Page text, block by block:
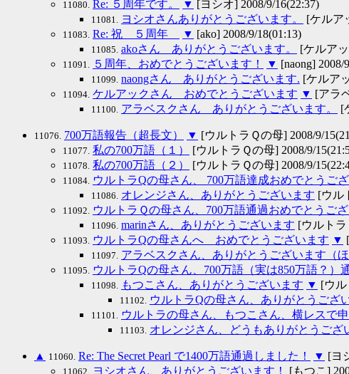
11080. Re: ５周年です。 ▼ [ヨシオ] 2008/9/16(22:37)
11081. ヨシオさんありがとうございます。 [ケルア
11083. Re: 祝 ５周年 ▼ [ako] 2008/9/18(01:13)
11085. akoさん ありがとうございます。 [ケルア
11091. ５周年、おめでとうございます！ ▼ [naong] 2008/
11099. naongさん ありがとうございます. [ケルア
11094. ケルアックさん おめでとうございます ▼ [アラ
11100. アラベスクさん ありがとうございます。 [
11076. 700万語報告（超長文） ▼ [ウルトラＱの母] 2008/9/
11077. 私の700万語（１） [ウルトラＱの母] 2008/9/
11078. 私の700万語（２） [ウルトラＱの母] 2008/9/
11084. ウルトラQの母さん、 700万語達成おめでとうござ
11086. オレンジさん、ありがとうございます [ウル
11092. ウルトラＱの母さん、700万語通過おめでとうご
11096. marinさん、ありがとうございます [ウルトラ
11093. ウルトラQの母さんへ おめでとうございます ▼
11097. アラベスクさん、ありがとうございます（ほ
11095. ウルトラQの母さん、700万語（実は850万語？）
11098. もつこさん、ありがとうございます ▼ [ウル
11102. ウルトラQの母さん、ありがとうござ
11101. ウルトラの母さん、もつこさん、横レスで申
11103. オレンジさん、どうもありがとうござ
▲ 11060. Re: The Secret Pearl で1400万語通過しました！ ▼ [ヨ
11062. ヨシオさん、ありがとうございます！ [もつこ]